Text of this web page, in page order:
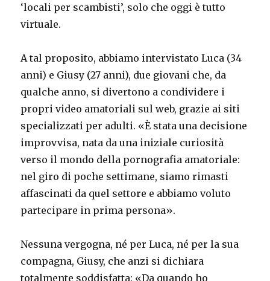
‘locali per scambisti’, solo che oggi è tutto
virtuale.
A tal proposito, abbiamo intervistato Luca (34
anni) e Giusy (27 anni), due giovani che, da
qualche anno, si divertono a condividere i
propri video amatoriali sul web, grazie ai siti
specializzati per adulti. «È stata una decisione
improvvisa, nata da una iniziale curiosità
verso il mondo della pornografia amatoriale:
nel giro di poche settimane, siamo rimasti
affascinati da quel settore e abbiamo voluto
partecipare in prima persona».
Nessuna vergogna, né per Luca, né per la sua
compagna, Giusy, che anzi si dichiara
totalmente soddisfatta: «Da quando ho